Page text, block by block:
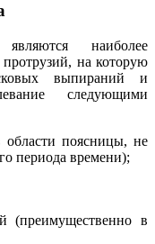
являются наиболее
на которую
выпираний и
следующими
области поясницы, не
периода времени);
(преимущественно в